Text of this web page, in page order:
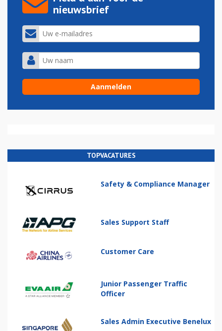
nieuwsbrief
TOPVACATURES
Safety & Compliance Manager
Sales Support Staff
Customer Care
Junior Passenger Traffic
Officer
Sales Admin Executive Benelux